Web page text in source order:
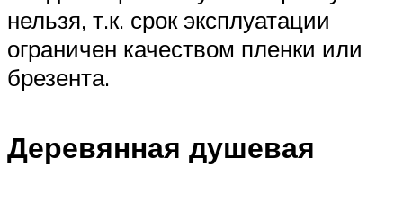
нельзя, т.к. срок эксплуатации
ограничен качеством пленки или
брезента.
Деревянная душевая